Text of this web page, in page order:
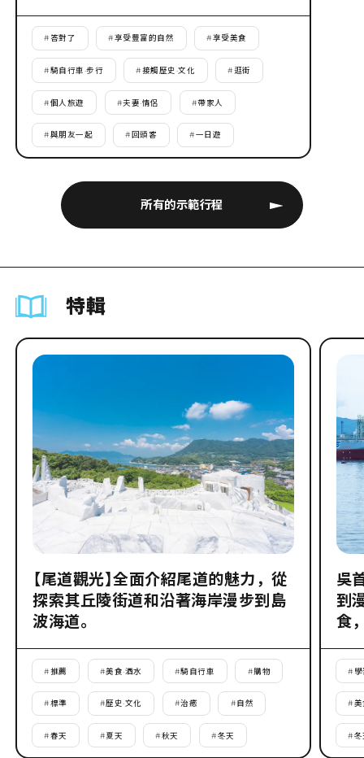
所有的示範行程
# 答對了 #享受豐富的自然 #享受美食
#騎自行車·步行 #接觸歷史·文化 #逛街
#個人旅遊 #夫妻·情侶 #帶家人
#與朋友一起 # 回頭客 #一日遊
特輯
【尾道觀光】全面介紹尾道的魅力，從
探索其丘陵街道和沿著海岸漫步到島
波海道。
#推薦 #美食·酒水 #騎自行車 #購物
#標準 #歷史·文化 #治癒 #自然
#春天 #夏天 #秋天 #冬天
吳
到
食
# 學
#美
#冬